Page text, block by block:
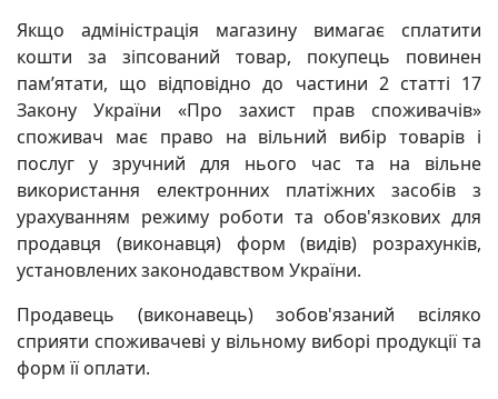
Якщо адміністрація магазину вимагає сплатити
кошти за зіпсований товар, покупець повинен
пам’ятати, що відповідно до частини 2 статті 17
Закону України «Про захист прав споживачів»
споживач має право на вільний вибір товарів і
послуг у зручний для нього час та на вільне
використання електронних платіжних засобів з
урахуванням режиму роботи та обов'язкових для
продавця (виконавця) форм (видів) розрахунків,
установлених законодавством України.
Продавець (виконавець) зобов'язаний всіляко
сприяти споживачеві у вільному виборі продукції та
форм її оплати.